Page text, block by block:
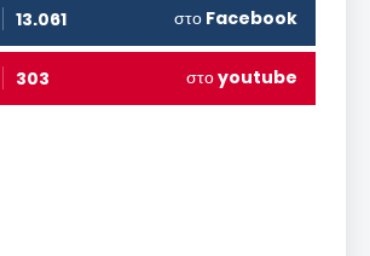
13.061 στο Facebook
303 στοyoutube